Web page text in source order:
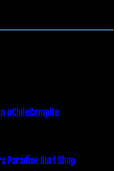
#ChileCompite
Paradise Surf Shop